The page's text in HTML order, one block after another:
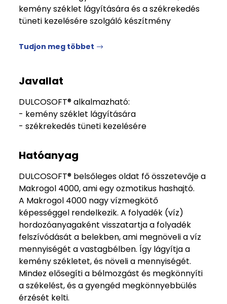
kemény széklet lágyítására és a székrekedés
tüneti kezelésére szolgáló készítmény
Tudjon meg többet
Javallat
DULCOSOFT® alkalmazható:
- kemény széklet lágyítására
- székrekedés tüneti kezelésére
Hatóanyag
DULCOSOFT® belsőleges oldat fő összetevője a
Makrogol 4000, ami egy ozmotikus hashajtó.
A Makrogol 4000 nagy vízmegkötő
képességgel rendelkezik. A folyadék (víz)
hordozóanyagaként visszatartja a folyadék
felszívódását a belekben, ami megnöveli a víz
mennyiségét a vastagbélben. Így lágyítja a
kemény székletet, és növeli a mennyiségét.
Mindez elősegíti a bélmozgást és megkönnyíti
a székelést, és a gyengéd megkönnyebbülés
érzését kelti.